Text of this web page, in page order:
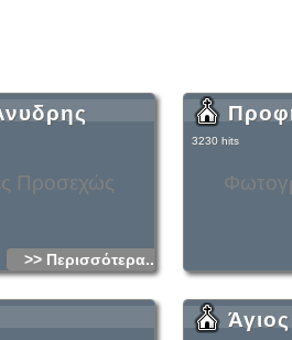
Προσεχώς
>> Περισσότερα...
3230 hits